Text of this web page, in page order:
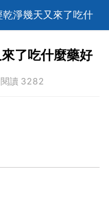
淨幾天又來了吃什
了吃什麼藥好
讀 3282